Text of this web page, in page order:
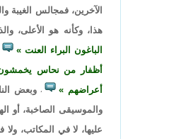
الآخرين، فمجالس الغيبة
هذا، وكأنه هو الأعلى،
الباغون البراء العنت
أظفار من نحاس يخمشون
أعراضهم
، وبعض
والموسيقى الصاخبة، أو
عليها، لا في المكاتب،